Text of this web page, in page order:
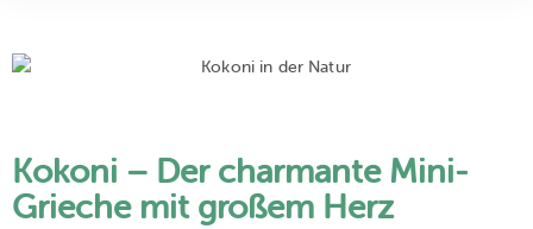
Kokoni – Der charmante Mini-
Grieche mit großem Herz